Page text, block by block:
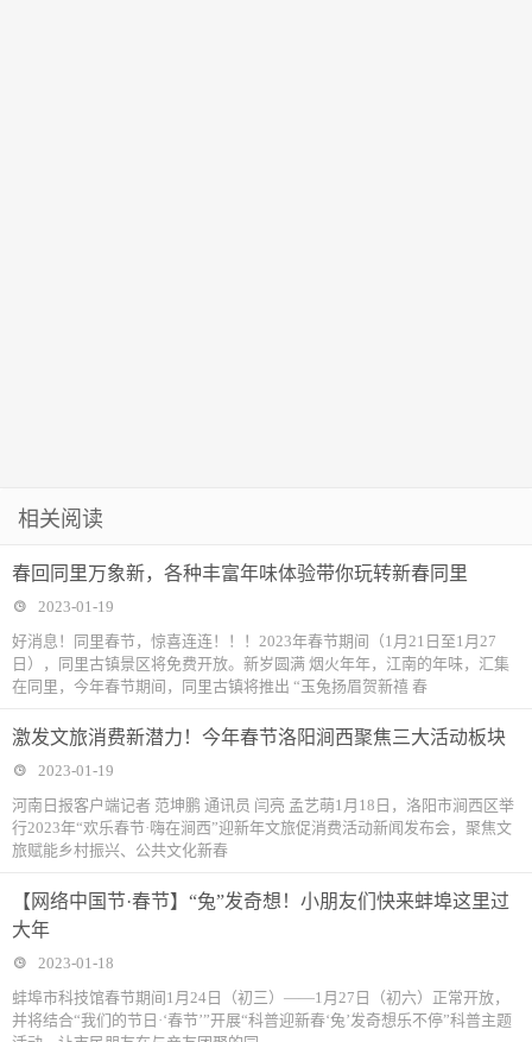
相关阅读
春回同里万象新，各种丰富年味体验带你玩转新春同里
2023-01-19
好消息！同里春节，惊喜连连！！！2023年春节期间（1月21日至1月27
日），同里古镇景区将免费开放。新岁圆满 烟火年年，江南的年味，汇集
在同里，今年春节期间，同里古镇将推出 “玉兔扬眉贺新禧 春
激发文旅消费新潜力！今年春节洛阳涧西聚焦三大活动板块
2023-01-19
河南日报客户端记者 范坤鹏 通讯员 闫亮 孟艺萌1月18日，洛阳市涧西区举
行2023年“欢乐春节·嗨在涧西”迎新年文旅促消费活动新闻发布会，聚焦文
旅赋能乡村振兴、公共文化新春
【网络中国节·春节】“兔”发奇想！小朋友们快来蚌埠这里过
大年
2023-01-18
蚌埠市科技馆春节期间1月24日（初三）——1月27日（初六）正常开放，
并将结合“我们的节日·‘春节’”开展“科普迎新春‘兔’发奇想乐不停”科普主题